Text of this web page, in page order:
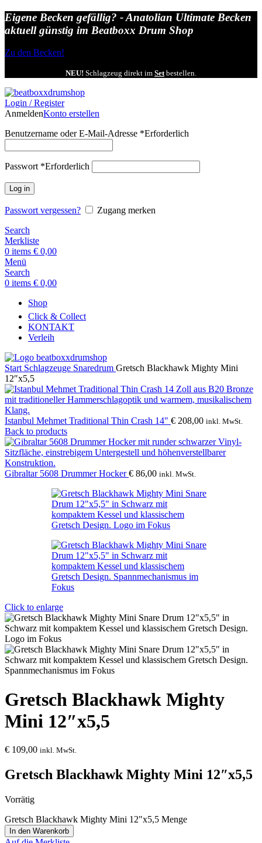
Eigene Becken gefällig? - Anatolian Ultimate Becken
aktuell günstig im Beatboxx Drum Shop
Zu den Becken!
NEU! Schlagzeug direkt im Setbestellen.
Login / Register
AnmeldenKonto erstellen
Benutzername oder E-Mail-Adresse *Erforderlich
Passwort *Erforderlich
Log in
Passwort vergessen?
Zugang merken
Search
Merkliste
0 items € 0,00
Menü
Search
0 items € 0,00
Shop
Click & Collect
KONTAKT
Verleih
Start Schlagzeuge Snaredrum Gretsch Blackhawk Mighty Mini
12″x5,5
Istanbul Mehmet Traditional Thin Crash 14" € 208,00 inkl. MwSt.
Back to products
Gibraltar 5608 Drummer Hocker€ 86,00 inkl. MwSt.
Click to enlarge
Gretsch Blackhawk Mighty
Mini 12″x5,5
€ 109,00 inkl. MwSt.
Gretsch Blackhawk Mighty Mini 12″x5,5
Vorrätig
Gretsch Blackhawk Mighty Mini 12"x5,5 Menge
In den Warenkorb